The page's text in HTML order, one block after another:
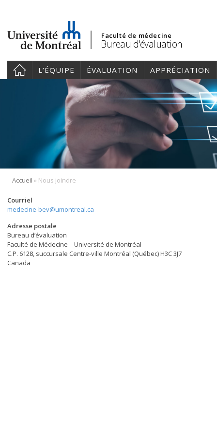
Faculté de médecine
Bureau d'évaluation
L’ÉQUIPE ÉVALUATION APPRÉCIATION
Accueil » Nous joindre
Courriel
medecine-bev@umontreal.ca
Adresse postale
Bureau d’évaluation
Faculté de Médecine – Université de Montréal
C.P. 6128, succursale Centre-ville Montréal (Québec) H3C 3J7
Canada